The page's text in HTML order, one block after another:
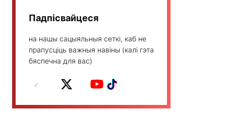
Падпісвайцеся
на нашы сацыяльныя сеткі, каб не
прапусціць важныя навіны (калі гэта
бяспечна для вас)